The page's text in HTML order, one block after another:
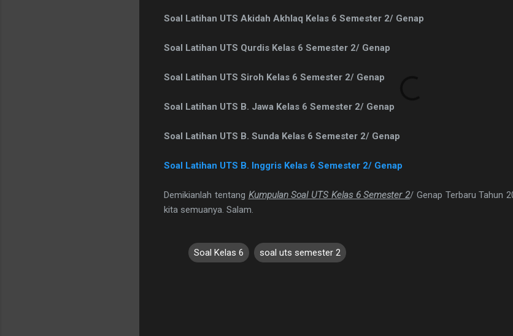
Soal Latihan UTS Akidah Akhlaq Kelas 6 Semester 2/ Genap
Soal Latihan UTS Qurdis Kelas 6 Semester 2/ Genap
Soal Latihan UTS Siroh Kelas 6 Semester 2/ Genap
Soal Latihan UTS B. Jawa Kelas 6 Semester 2/ Genap
Soal Latihan UTS B. Sunda Kelas 6 Semester 2/ Genap
Soal Latihan UTS B. Inggris Kelas 6 Semester 2/ Genap
Demikianlah tentang Kumpulan Soal UTS Kelas 6 Semester 2/ Genap Terbaru Tahun
kita semuanya. Salam.
Soal Kelas 6 soal uts semester 2